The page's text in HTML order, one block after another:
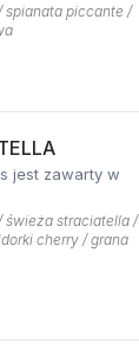
spianata piccante /
jest zawarty w
świeża straciatella /
cherry / grana